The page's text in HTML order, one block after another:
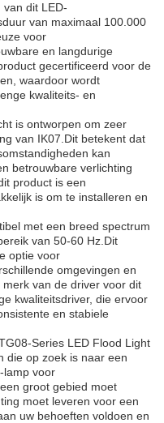
dit LED-
van maximaal 100.000
voor
en langdurige
gecertificeerd voor de
waardoor wordt
kwaliteits- en
is ontworpen om zeer
van IK07.Dit betekent dat
kan
betrouwbare verlichting
product is een
is om te installeren en
met een breed spectrum
van 50-60 Hz.Dit
optie voor
omgevingen en
van de driver voor dit
kwaliteitsdriver, die ervoor
en stabiele
Series LED Flood Light
die op zoek is naar een
lamp voor
groot gebied moet
moet leveren voor een
uw behoeften voldoen en